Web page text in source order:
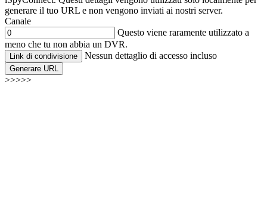
generare il tuo URL e non vengono inviati ai nostri server.
Canale
Questo viene raramente utilizzato a
meno che tu non abbia un DVR.
Link di condivisione Nessun dettaglio di accesso incluso
Generare URL
>>>>>